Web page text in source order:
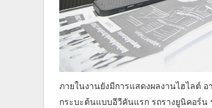
ภายในงานยังมีการแสดงผลงานไฮไลต์
กระบะต้นแบบอีวีคันแรก รถรางยูนิคอร์น